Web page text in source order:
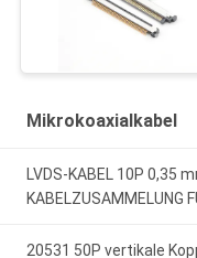
Mikrokoaxialkabel
LVDS-KABEL 10P 0,35
KABELZUSAMMELUNG
20531 50P vertikale